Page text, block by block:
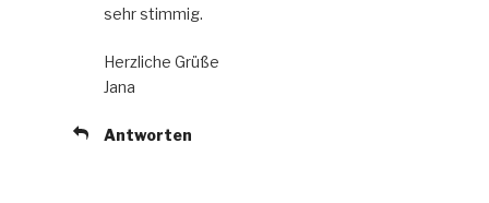
sehr stimmig.
Herzliche Grüße
Jana
Antworten